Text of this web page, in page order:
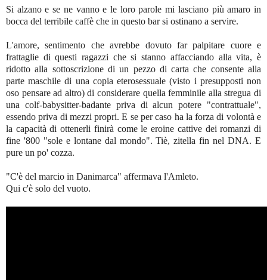
Si alzano e se ne vanno e le loro parole mi lasciano più amaro in
bocca del terribile caffè che in questo bar si ostinano a servire.
L'amore, sentimento che avrebbe dovuto far palpitare cuore e
frattaglie di questi ragazzi che si stanno affacciando alla vita, è
ridotto alla sottoscrizione di un pezzo di carta che consente alla
parte maschile di una copia eterosessuale (visto i presupposti non
oso pensare ad altro) di considerare quella femminile alla stregua di
una colf-babysitter-badante priva di alcun potere "contrattuale",
essendo priva di mezzi propri. E se per caso ha la forza di volontà e
la capacità di ottenerli finirà come le eroine cattive dei romanzi di
fine '800 "sole e lontane dal mondo". Tiè, zitella fin nel DNA. E
pure un po' cozza.
"C'è del marcio in Danimarca" affermava l'Amleto.
Qui c'è solo del vuoto.